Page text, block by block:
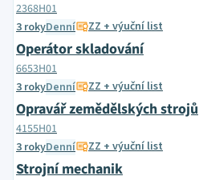
2368H01
3 rokyDenní ZZ + výuční list
Operátor skladování
6653H01
3 rokyDenní ZZ + výuční list
Opravář zemědělských strojů
4155H01
3 rokyDenní ZZ + výuční list
Strojní mechanik